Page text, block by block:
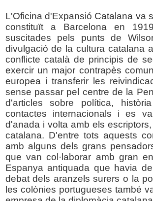
L'Oficina d'Expansió Catalana va
constituït a Barcelona en
suscitades pels punts de
divulgació de la cultura catalana
conflicte català de principis de
exercir un major contrapès
europea i transferir les
sense passar pel centre de la
d'articles sobre política,
contactes internacionals i es
d'anada i volta amb els
catalana. D'entre tots aquests
amb alguns dels grans
que van col·laborar amb gran
Espanya antiquada que havia
debat dels aranzels surers o la
les colònies portugueses també